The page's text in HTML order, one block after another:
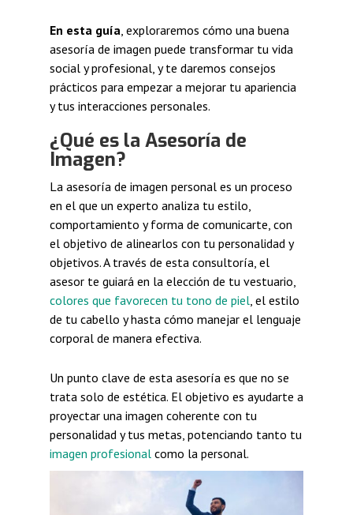
En esta guía, exploraremos cómo una buena
asesoría de imagen puede transformar tu vida
social y profesional, y te daremos consejos
prácticos para empezar a mejorar tu apariencia
y tus interacciones personales.
¿Qué es la Asesoría de
Imagen?
La asesoría de imagen personal es un proceso
en el que un experto analiza tu estilo,
comportamiento y forma de comunicarte, con
el objetivo de alinearlos con tu personalidad y
objetivos. A través de esta consultoría, el
asesor te guiará en la elección de tu vestuario,
colores que favorecen tu tono de piel, el estilo
de tu cabello y hasta cómo manejar el lenguaje
corporal de manera efectiva.
Un punto clave de esta asesoría es que no se
trata solo de estética. El objetivo es ayudarte a
proyectar una imagen coherente con tu
personalidad y tus metas, potenciando tanto tu
imagen profesionalcomo la personal.